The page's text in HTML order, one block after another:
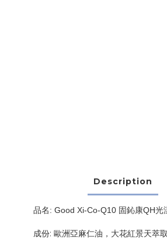
Description
品名: Good Xi-Co-Q10 固鈊康QH光
成份: 歐洲亞麻仁油，大花紅景天萃